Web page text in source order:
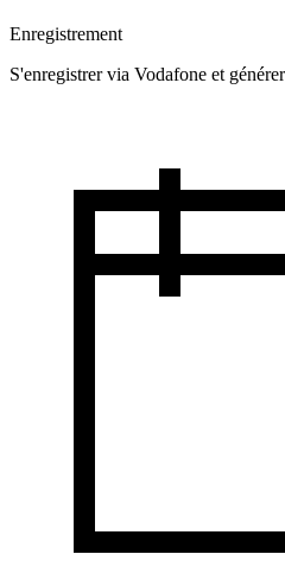
Enregistrement
S'enregistrer via Vodafone et